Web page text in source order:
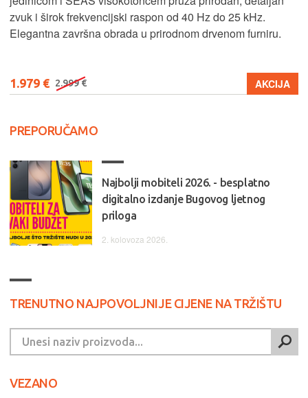
zvuk i širok frekvencijski raspon od 40 Hz do 25 kHz.
Elegantna završna obrada u prirodnom drvenom furniru.
1.979 € 2.999 € AKCIJA
PREPORUČAMO
Najbolji mobiteli 2026. - besplatno
digitalno izdanje Bugovog ljetnog
priloga
2. kolovoza 2026.
TRENUTNO NAJPOVOLJNIJE CIJENE NA TRŽIŠTU
VEZANO